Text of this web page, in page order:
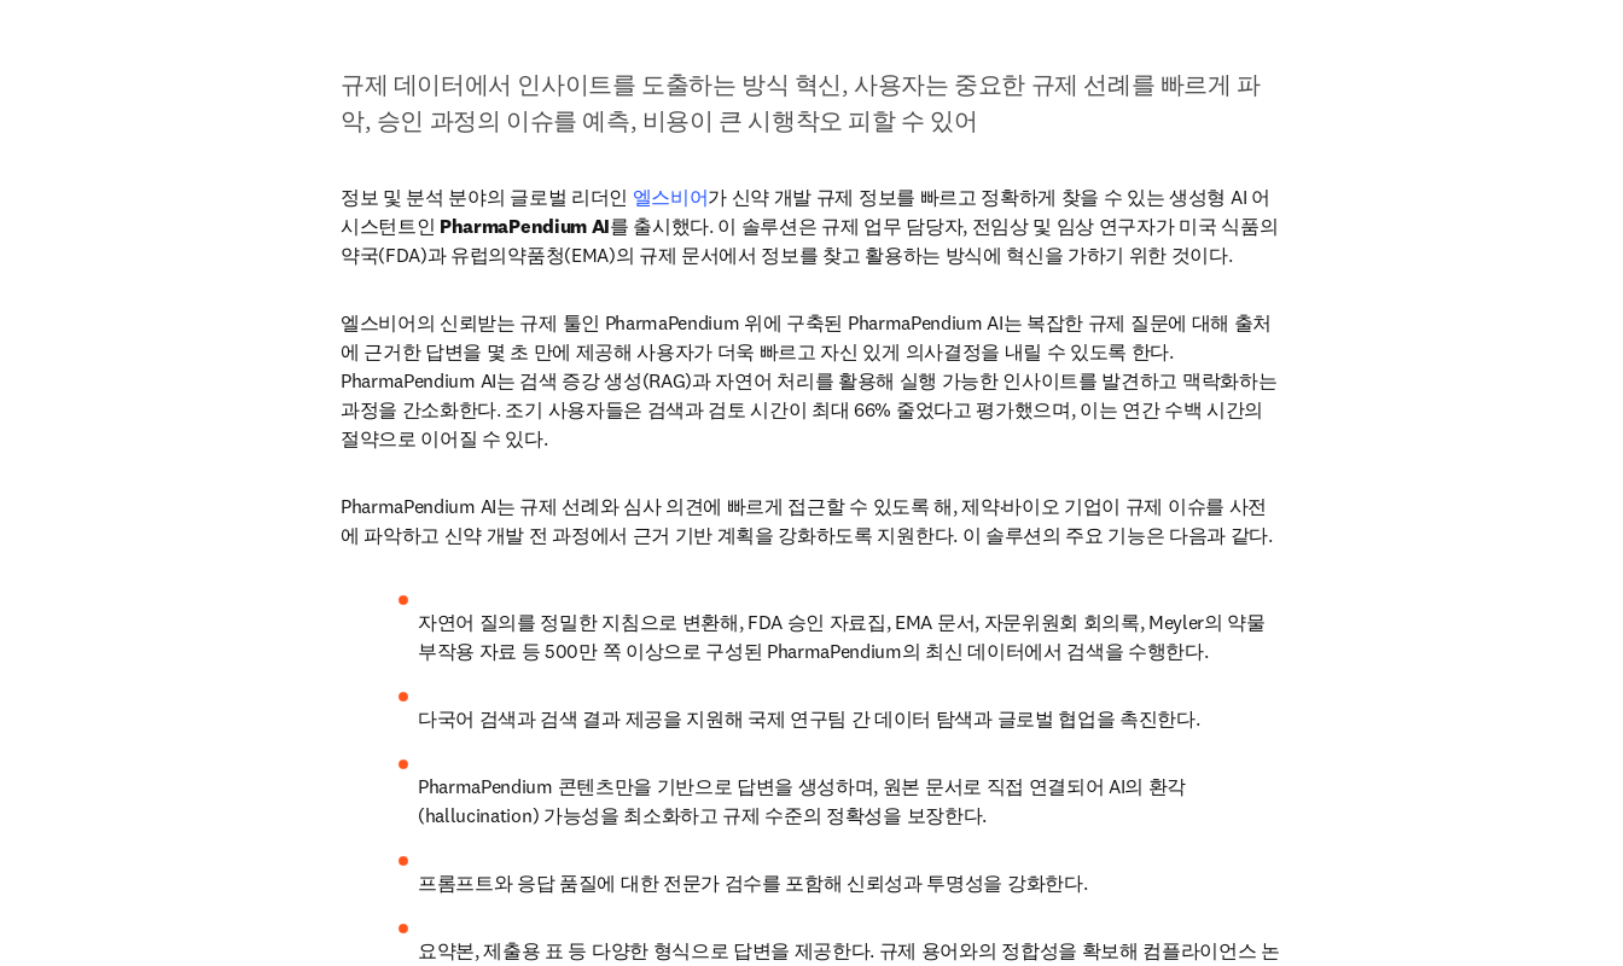
규제 데이터에서 인사이트를 도출하는 방식 혁신, 사용자는 중요한 규제 선례를 빠르게 파
악, 승인 과정의 이슈를 예측, 비용이 큰 시행착오 피할 수 있어
정보 및 분석 분야의 글로벌 리더인 엘스비어가 신약 개발 규제 정보를 빠르고 정확하게 찾을 수 있는 생성형 AI 어
시스턴트인 PharmaPendium AI를 출시했다. 이 솔루션은 규제 업무 담당자, 전임상 및 임상 연구자가 미국 식품의
약국(FDA)과 유럽의약품청(EMA)의 규제 문서에서 정보를 찾고 활용하는 방식에 혁신을 가하기 위한 것이다.
엘스비어의 신뢰받는 규제 툴인 PharmaPendium 위에 구축된 PharmaPendium AI는 복잡한 규제 질문에 대해 출처
에 근거한 답변을 몇 초 만에 제공해 사용자가 더욱 빠르고 자신 있게 의사결정을 내릴 수 있도록 한다.
PharmaPendium AI는 검색 증강 생성(RAG)과 자연어 처리를 활용해 실행 가능한 인사이트를 발견하고 맥락화하는
과정을 간소화한다. 조기 사용자들은 검색과 검토 시간이 최대 66% 줄었다고 평가했으며, 이는 연간 수백 시간의
절약으로 이어질 수 있다.
PharmaPendium AI는 규제 선례와 심사 의견에 빠르게 접근할 수 있도록 해, 제약·바이오 기업이 규제 이슈를 사전
에 파악하고 신약 개발 전 과정에서 근거 기반 계획을 강화하도록 지원한다. 이 솔루션의 주요 기능은 다음과 같다.
자연어 질의를 정밀한 지침으로 변환해, FDA 승인 자료집, EMA 문서, 자문위원회 회의록, Meyler의 약물
부작용 자료 등 500만 쪽 이상으로 구성된 PharmaPendium의 최신 데이터에서 검색을 수행한다.
다국어 검색과 검색 결과 제공을 지원해 국제 연구팀 간 데이터 탐색과 글로벌 협업을 촉진한다.
PharmaPendium 콘텐츠만을 기반으로 답변을 생성하며, 원본 문서로 직접 연결되어 AI의 환각
(hallucination) 가능성을 최소화하고 규제 수준의 정확성을 보장한다.
프롬프트와 응답 품질에 대한 전문가 검수를 포함해 신뢰성과 투명성을 강화한다.
요약본, 제출용 표 등 다양한 형식으로 답변을 제공한다. 규제 용어와의 정합성을 확보해 컴플라이언스 논